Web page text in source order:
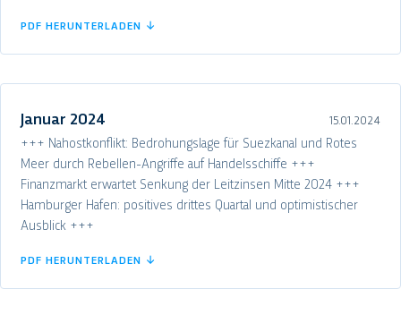
PDF HERUNTERLADEN ↓
Januar 2024 15.01.2024
+++ Nahostkonflikt: Bedrohungslage für Suezkanal und Rotes
Meer durch Rebellen-Angriffe auf Handelsschiffe +++
Finanzmarkt erwartet Senkung der Leitzinsen Mitte 2024 +++
Hamburger Hafen: positives drittes Quartal und optimistischer
Ausblick +++
PDF HERUNTERLADEN ↓